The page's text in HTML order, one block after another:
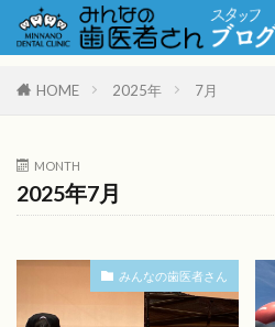
HOME 2025年 7月
MONTH
2025年7月
みんなの歯医者さん